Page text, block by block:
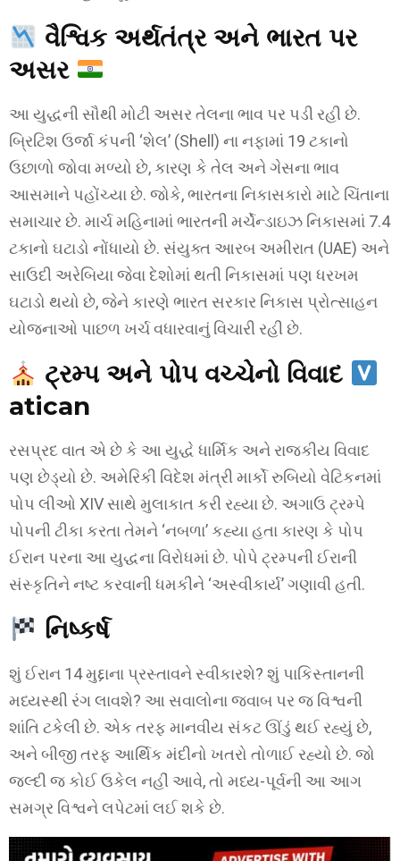
વૈશ્વિક અર્થતંત્ર અને ભારત પર
અસર
આ યુદ્ધની સૌથી મોટી અસર તેલના ભાવ પર પડી રહી છે.
બ્રિટિશ ઉર્જા કંપની ‘શેલ’ (Shell) ના નફામાં 19 ટકાનો
ઉછાળો જોવા મળ્યો છે, કારણ કે તેલ અને ગેસના ભાવ
આસમાને પહોંચ્યા છે. જોકે, ભારતના નિકાસકારો માટે ચિંતાના
સમાચાર છે. માર્ચ મહિનામાં ભારતની મર્ચેન્ડાઇઝ નિકાસમાં 7.4
ટકાનો ઘટાડો નોંધાયો છે. સંયુક્ત આરબ અમીરાત (UAE) અને
સાઉદી અરેબિયા જેવા દેશોમાં થતી નિકાસમાં પણ ધરખમ
ઘટાડો થયો છે, જેને કારણે ભારત સરકાર નિકાસ પ્રોત્સાહન
યોજનાઓ પાછળ ખર્ચ વધારવાનું વિચારી રહી છે.
ટ્રમ્પ અને પોપ વચ્ચેનો વિવાદ
atican
રસપ્રદ વાત એ છે કે આ યુદ્ધે ધાર્મિક અને રાજકીય વિવાદ
પણ છેડ્યો છે. અમેરિકી વિદેશ મંત્રી માર્કો રુબિયો વેટિકનમાં
પોપ લીઓ XIV સાથે મુલાકાત કરી રહ્યા છે. અગાઉ ટ્રમ્પે
પોપની ટીકા કરતા તેમને ‘નબળા’ કહ્યા હતા કારણ કે પોપ
ઈરાન પરના આ યુદ્ધના વિરોધમાં છે. પોપે ટ્રમ્પની ઈરાની
સંસ્કૃતિને નષ્ટ કરવાની ધમકીને ‘અસ્વીકાર્ય’ ગણાવી હતી.
નિષ્કર્ષ
શું ઈરાન 14 મુદ્દાના પ્રસ્તાવને સ્વીકારશે? શું પાકિસ્તાનની
મધ્યસ્થી રંગ લાવશે? આ સવાલોના જવાબ પર જ વિશ્વની
શાંતિ ટકેલી છે. એક તરફ માનવીય સંકટ ઊંડું થઈ રહ્યું છે,
અને બીજી તરફ આર્થિક મંદીનો ખતરો તોળાઈ રહ્યો છે. જો
જલ્દી જ કોઈ ઉકેલ નહીં આવે, તો મધ્ય-પૂર્વની આ આગ
સમગ્ર વિશ્વને લપેટમાં લઈ શકે છે.